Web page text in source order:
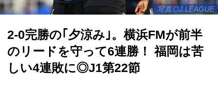
写真◎J.LEAGUE
2-0完勝の｢夕涼み｣。横浜FMが前半
のリードを守って6連勝！ 福岡は苦
しい4連敗に◎J1第22節